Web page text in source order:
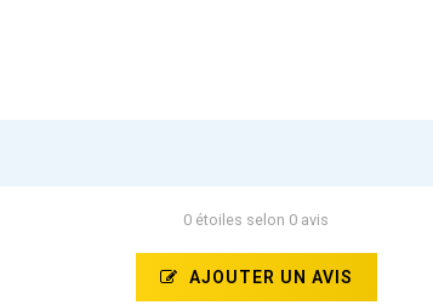
0 étoiles selon 0 avis
AJOUTER UN AVIS